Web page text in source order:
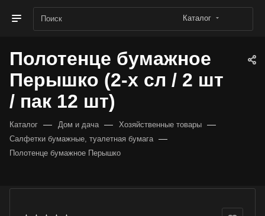
Каталог
Полотенце бумажное
Перышко (2-х сл / 2 шт
/ пак 12 шт)
Каталог — Дом и дача — Хозяйственные товары —
Салфетки бумажные, туалетная бумага —
Полотенце бумажное Перышко